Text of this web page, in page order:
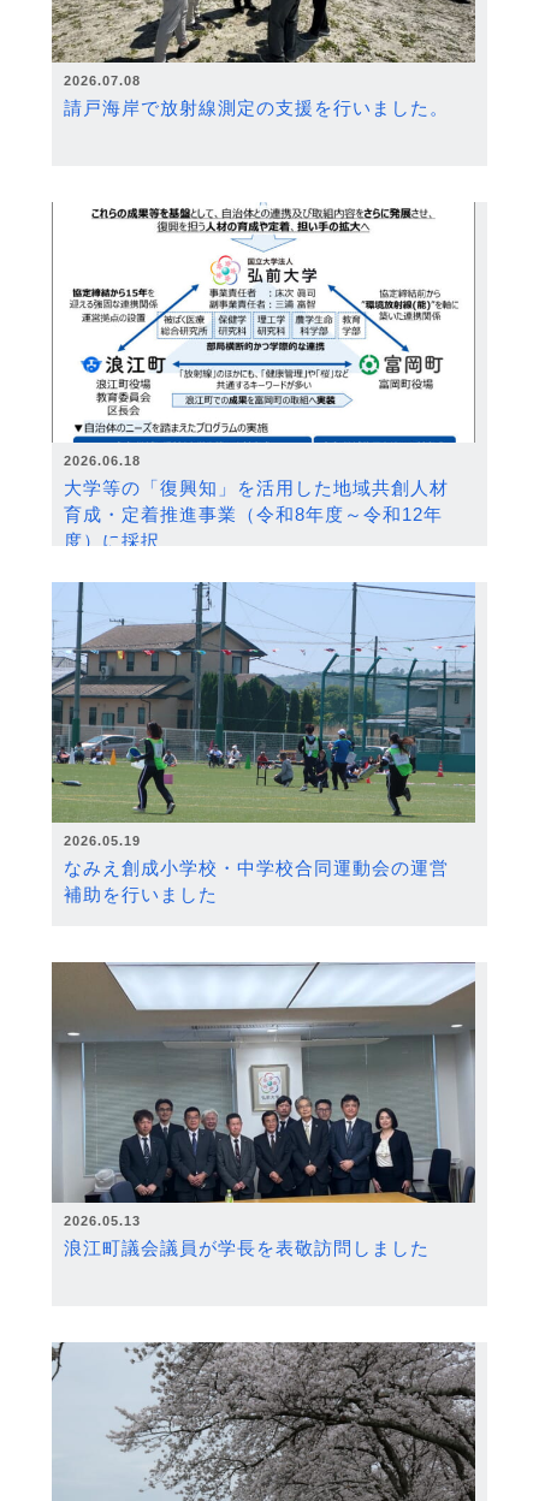
2026.07.08
請戸海岸で放射線測定の支援を行いました。
2026.06.18
大学等の「復興知」を活用した地域共創人材
育成・定着推進事業（令和8年度～令和12年
度）に採択
2026.05.19
なみえ創成小学校・中学校合同運動会の運営
補助を行いました
2026.05.13
浪江町議会議員が学長を表敬訪問しました